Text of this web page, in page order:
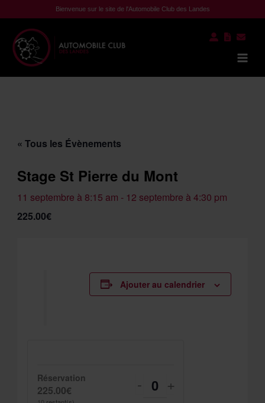
au
contenu
Bienvenue sur le site de l'Automobile Club des Landes
« Tous les Évènements
Stage St Pierre du Mont
11 septembre à 8:15 am - 12 septembre à 4:30 pm
225.00€
Ajouter au calendrier
Réservation
225.00€
Diminuer
- Quantité
Augmenter
+